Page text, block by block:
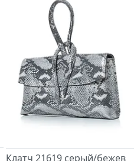
Клатч 21619 серый/бежев